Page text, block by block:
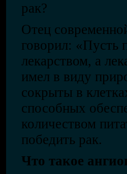
рак?
Отец
говорил: «Пусть
лекарством, а
имел в виду
сокрыты в
способных
количеством
победить рак.
Что такое